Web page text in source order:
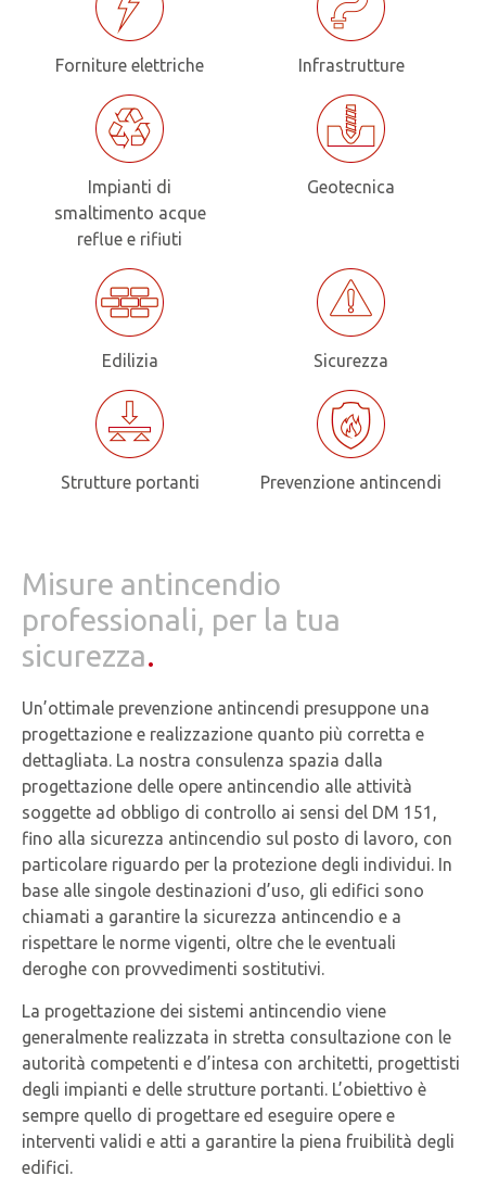
Forniture elettriche Infrastrutture
Impianti di
smaltimento acque
reflue e rifiuti
Geotecnica
Edilizia Sicurezza
Strutture portanti Prevenzione antincendi
Misure antincendio
professionali, per la tua
sicurezza.
Un’ottimale prevenzione antincendi presuppone una
progettazione e realizzazione quanto più corretta e
dettagliata. La nostra consulenza spazia dalla
progettazione delle opere antincendio alle attività
soggette ad obbligo di controllo ai sensi del DM 151,
fino alla sicurezza antincendio sul posto di lavoro, con
particolare riguardo per la protezione degli individui. In
base alle singole destinazioni d’uso, gli edifici sono
chiamati a garantire la sicurezza antincendio e a
rispettare le norme vigenti, oltre che le eventuali
deroghe con provvedimenti sostitutivi.
La progettazione dei sistemi antincendio viene
generalmente realizzata in stretta consultazione con le
autorità competenti e d’intesa con architetti, progettisti
degli impianti e delle strutture portanti. L’obiettivo è
sempre quello di progettare ed eseguire opere e
interventi validi e atti a garantire la piena fruibilità degli
edifici.